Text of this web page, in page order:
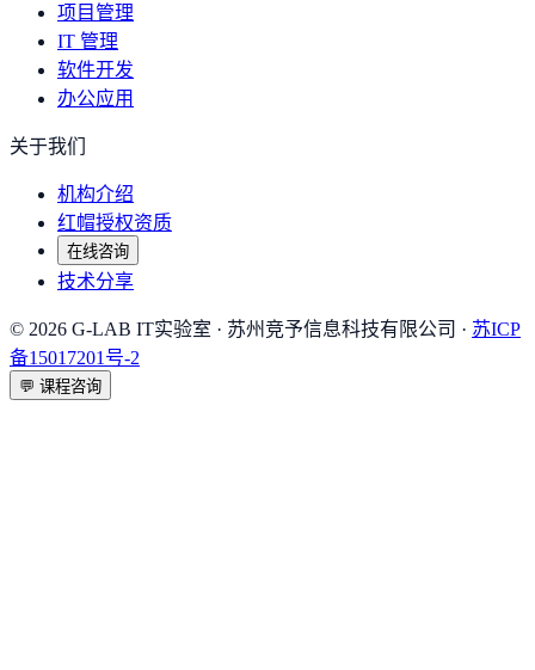
项目管理
IT 管理
软件开发
办公应用
关于我们
机构介绍
红帽授权资质
在线咨询
技术分享
© 2026 G-LAB IT实验室 · 苏州竞予信息科技有限公司 · 苏ICP
备15017201号-2
💬 课程咨询